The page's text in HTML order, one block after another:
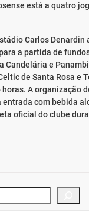
está a quatro
Carlos Denardin
a partida de
Candelária e
de Santa Rosa e
A organização
entrada com bebida
oficial do clube